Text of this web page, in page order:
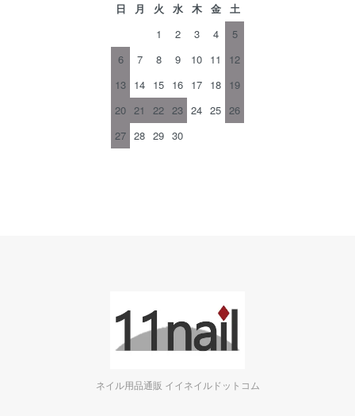
日 月 火 水 木 金
土
1
2 3 4
5
6
7 8 9 10 11
12
13 14 15 16 17 18 19
20 21 22 23 24 25 26
27 28 29 30
ネイル用品通販 イイネイルドットコム